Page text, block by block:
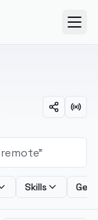
Skills